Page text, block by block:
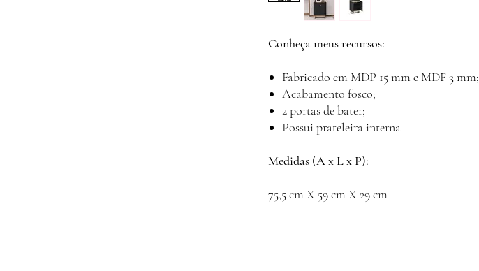
Conheça meus recursos:
Fabricado em MDP 15 mm e MDF 3 mm;
Acabamento fosco;
2 portas de bater;
Possui prateleira interna
Medidas (A x L x P):
75,5 cm X 59 cm X 29 cm